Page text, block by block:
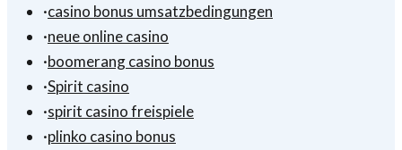
·casino bonus umsatzbedingungen
·neue online casino
·boomerang casino bonus
·Spirit casino
·spirit casino freispiele
·plinko casino bonus